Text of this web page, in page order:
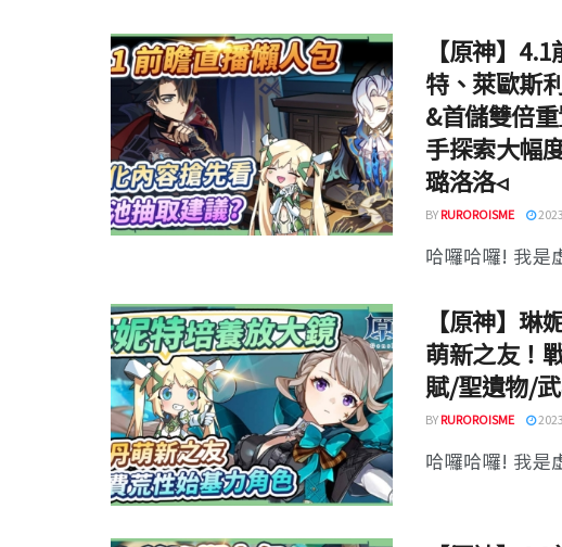
【原神】
特、萊歐斯
&首儲雙倍
手探索大幅
璐洛洛◃
BYRUROROISME
哈囉哈囉! 我是
【原神】
萌新之友！
賦/聖遺物/
BYRUROROISME
哈囉哈囉! 我是